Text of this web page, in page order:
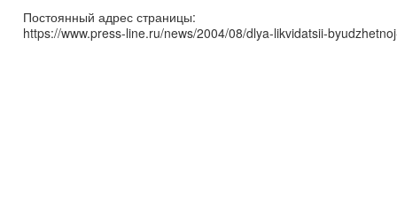
Постоянный адрес страницы:
https://www.press-line.ru/news/2004/08/dlya-likvidatsii-